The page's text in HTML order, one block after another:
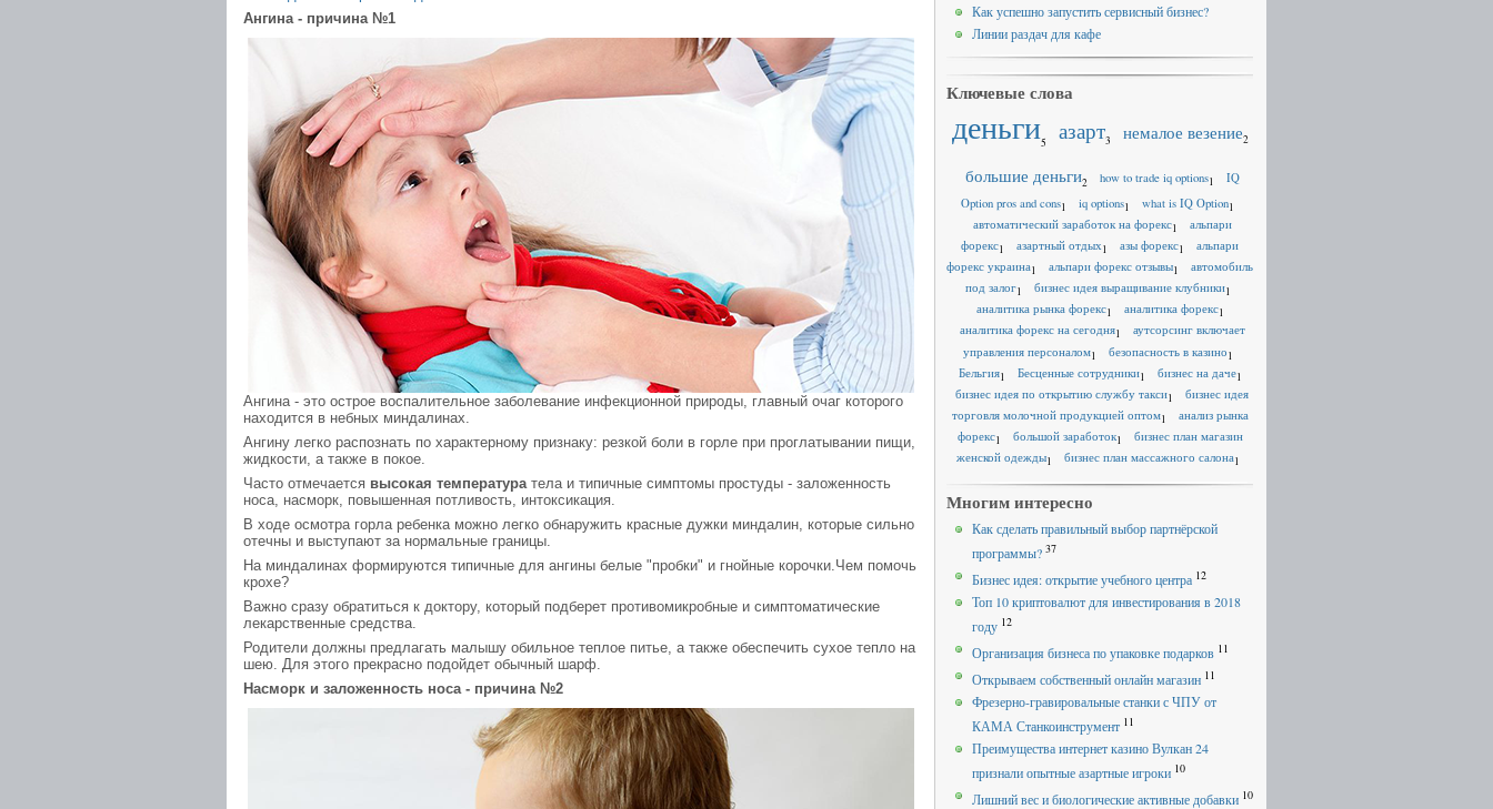
Ангина - причина №1
Ангина - это острое воспалительное заболевание инфекционной природы, главный очаг которого
находится в небных миндалинах.
Ангину легко распознать по характерному признаку: резкой боли в горле при проглатывании пищи,
жидкости, а также в покое.
Часто отмечается высокая температуратела и типичные симптомы простуды - заложенность
носа, насморк, повышенная потливость, интоксикация.
В ходе осмотра горла ребенка можно легко обнаружить красные дужки миндалин, которые сильно
отечны и выступают за нормальные границы.
На миндалинах формируются типичные для ангины белые "пробки" и гнойные корочки.Чем помочь
крохе?
Важно сразу обратиться к доктору, который подберет противомикробные и симптоматические
лекарственные средства.
Родители должны предлагать малышу обильное теплое питье, а также обеспечить сухое тепло на
шею. Для этого прекрасно подойдет обычный шарф.
Насморк и заложенность носа - причина №2
Как успешно запустить сервисный бизнес?
Линии раздач для кафе
Ключевые слова
деньги5 азарт3 немалое везение2
большие деньги2 how to trade iq options1
IQ
Option pros and cons1 iq options1 what is IQ Option1
автоматический заработок на форекс1
альпари
форекс1 азартный отдых1 азы форекс1
альпари
форекс украина1 альпари форекс отзывы1
автомобиль
под залог1 бизнес идея выращивание клубники1
аналитика рынка форекс1 аналитика форекс1
аналитика форекс на сегодня1
аутсорсинг включает
управления персоналом1 безопасность в казино1
Бельгия1 Бесценные сотрудники1 бизнес на даче1
бизнес идея по открытию службу такси1
бизнес идея
торговля молочной продукцией оптом1
анализ рынка
форекс1 большой заработок1
бизнес план магазин
женской одежды1 бизнес план массажного салона1
Многим интересно
Как сделать правильный выбор партнёрской
программы? 37
Бизнес идея: открытие учебного центра 12
Топ 10 криптовалют для инвестирования в 2018
году 12
Организация бизнеса по упаковке подарков 11
Открываем собственный онлайн магазин 11
Фрезерно-гравировальные станки с ЧПУ от
КАМА Станкоинструмент 11
Преимущества интернет казино Вулкан 24
признали опытные азартные игроки 10
Лишний вес и биологические активные добавки 10